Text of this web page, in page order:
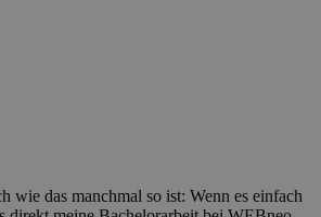
wie das manchmal so ist: Wenn es einfach